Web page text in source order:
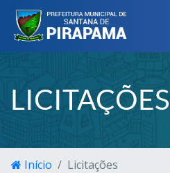
LICITAÇÕES
Início Licitações